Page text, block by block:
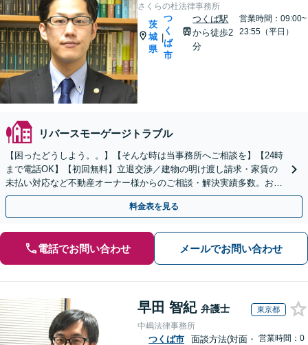
さくらの杜法律事務所
茨
城
県
|
つ
く
ば
市
つくば駅
から徒歩2
分
営業時間：09:00~
23:55（平日）
リバースモーゲージトラブル
【困ったどうしよう。。】【そんな時は当事務所へご相談を】【24時
まで電話OK】【初回無料】立退交渉／建物の明け渡し請求・家賃の
未払い対応など不動産オーナー様からのご相談・解決実績多数。お気
軽にご相談ください。
料金表を見る
電話でお問い合わせ メールでお問い合わせ
早田 智紀 弁護士 東京都
中嶋法律事務所
つくば市
面談方法(対面・ 営業時間：0